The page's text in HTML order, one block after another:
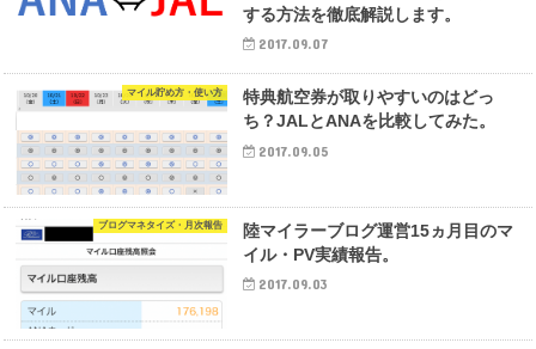
する方法を徹底解説します。
2017.09.07
マイル貯め方・使い方
特典航空券が取りやすいのはどっ
ち？JALとANAを比較してみた。
2017.09.05
ブログマネタイズ・月次報告
陸マイラーブログ運営15ヵ月目のマ
イル・PV実績報告。
2017.09.03